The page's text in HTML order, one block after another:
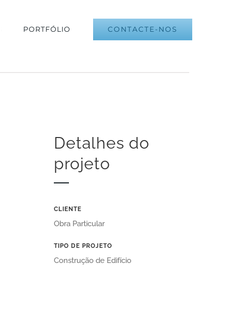
PORTFÓLIO CONTACTE-NOS
Detalhes do
projeto
CLIENTE
Obra Particular
TIPO DE PROJETO
Construção de Edifício